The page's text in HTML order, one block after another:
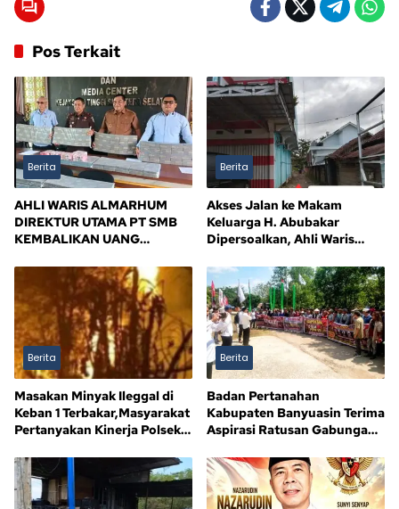
Pos Terkait
Berita
AHLI WARIS ALMARHUM
DIREKTUR UTAMA PT SMB
KEMBALIKAN UANG
MILIAR, SISA Rp116,7 MILIAR
Berita
Akses Jalan ke Makam
Keluarga H. Abubakar
Dipersoalkan, Ahli Waris
Berita
Masakan Minyak Ileggal di
Keban 1 Terbakar,Masyarakat
Pertanyakan Kinerja Polsek
Berita
Badan Pertanahan
Kabupaten Banyuasin Terima
Aspirasi Ratusan Gabungan
Persatuan Masyarakat Rimba
Asam